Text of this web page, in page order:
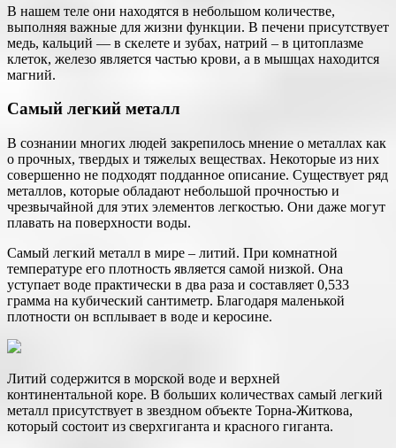
В нашем теле они находятся в небольшом количестве,
выполняя важные для жизни функции. В печени присутствует
медь, кальций — в скелете и зубах, натрий – в цитоплазме
клеток, железо является частью крови, а в мышцах находится
магний.
Самый легкий металл
В сознании многих людей закрепилось мнение о металлах как
о прочных, твердых и тяжелых веществах. Некоторые из них
совершенно не подходят подданное описание. Существует ряд
металлов, которые обладают небольшой прочностью и
чрезвычайной для этих элементов легкостью. Они даже могут
плавать на поверхности воды.
Самый легкий металл в мире – литий. При комнатной
температуре его плотность является самой низкой. Она
уступает воде практически в два раза и составляет 0,533
грамма на кубический сантиметр. Благодаря маленькой
плотности он всплывает в воде и керосине.
Литий содержится в морской воде и верхней
континентальной коре. В больших количествах самый легкий
металл присутствует в звездном объекте Торна-Житкова,
который состоит из сверхгиганта и красного гиганта.